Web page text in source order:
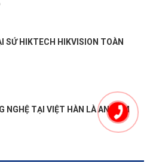
SỨ HIKTECH HIKVISION TOÀN
NGHỆ TẠI VIỆT HÀN LÀ AN TÂM